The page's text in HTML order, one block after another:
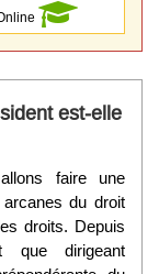
est-elle
faire une
du droit
droits. Depuis
que dirigeant